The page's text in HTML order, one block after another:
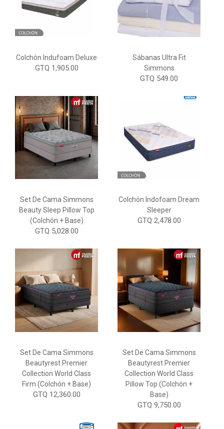
Colchón Indufoam Deluxe
GTQ 1,905.00
Sábanas Ultra Fit
Simmons
GTQ 549.00
Set De Cama Simmons
Beauty Sleep Pillow Top
(Colchón + Base)
GTQ 5,028.00
Colchón Indofoam Dream
Sleeper
GTQ 2,478.00
Set De Cama Simmons
Beautyrest Premier
Collection World Class
Firm (Colchón + Base)
GTQ 12,360.00
Set De Cama Simmons
Beautyrest Premier
Collection World Class
Pillow Top (Colchón +
Base)
GTQ 9,750.00